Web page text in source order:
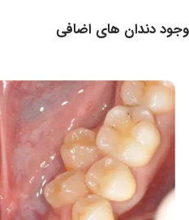
وجود دندان های اضافی